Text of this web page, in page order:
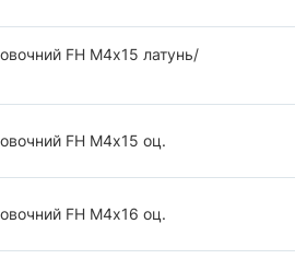
FH М4х15 латунь/
FH М4х15 оц.
FH М4х16 оц.